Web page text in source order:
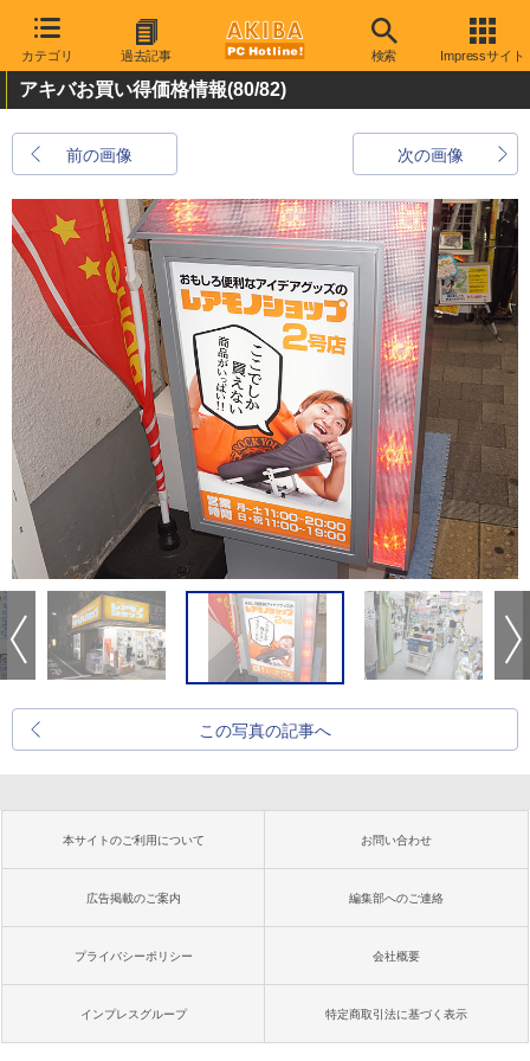
カテゴリ 過去記事 検索 Impressサイト
アキバお買い得価格情報(80/82)
前の画像 次の画像
この写真の記事へ
本サイトのご利用について お問い合わせ
広告掲載のご案内 編集部へのご連絡
プライバシーポリシー 会社概要
インプレスグループ 特定商取引法に基づく表示